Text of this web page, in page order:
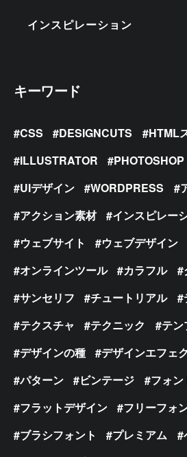
インスピレーション
キーワード
CSS DESIGNCUTS
HTML
ILLUSTRATOR
PHOTOSHOP
UIデザイン
WORDPRESS
アクション素材
インスピレー
ウェブサイト
ウェブデザイン
オンラインツール
カラフル
サンセリフ
チュートリアル
テクスチャ
テクニック
テン
デザインの種
デザインエフェ
パターン
ビンテージ
フォン
フラットデザイン
フリーフォ
ブラシフォント
プレミアム